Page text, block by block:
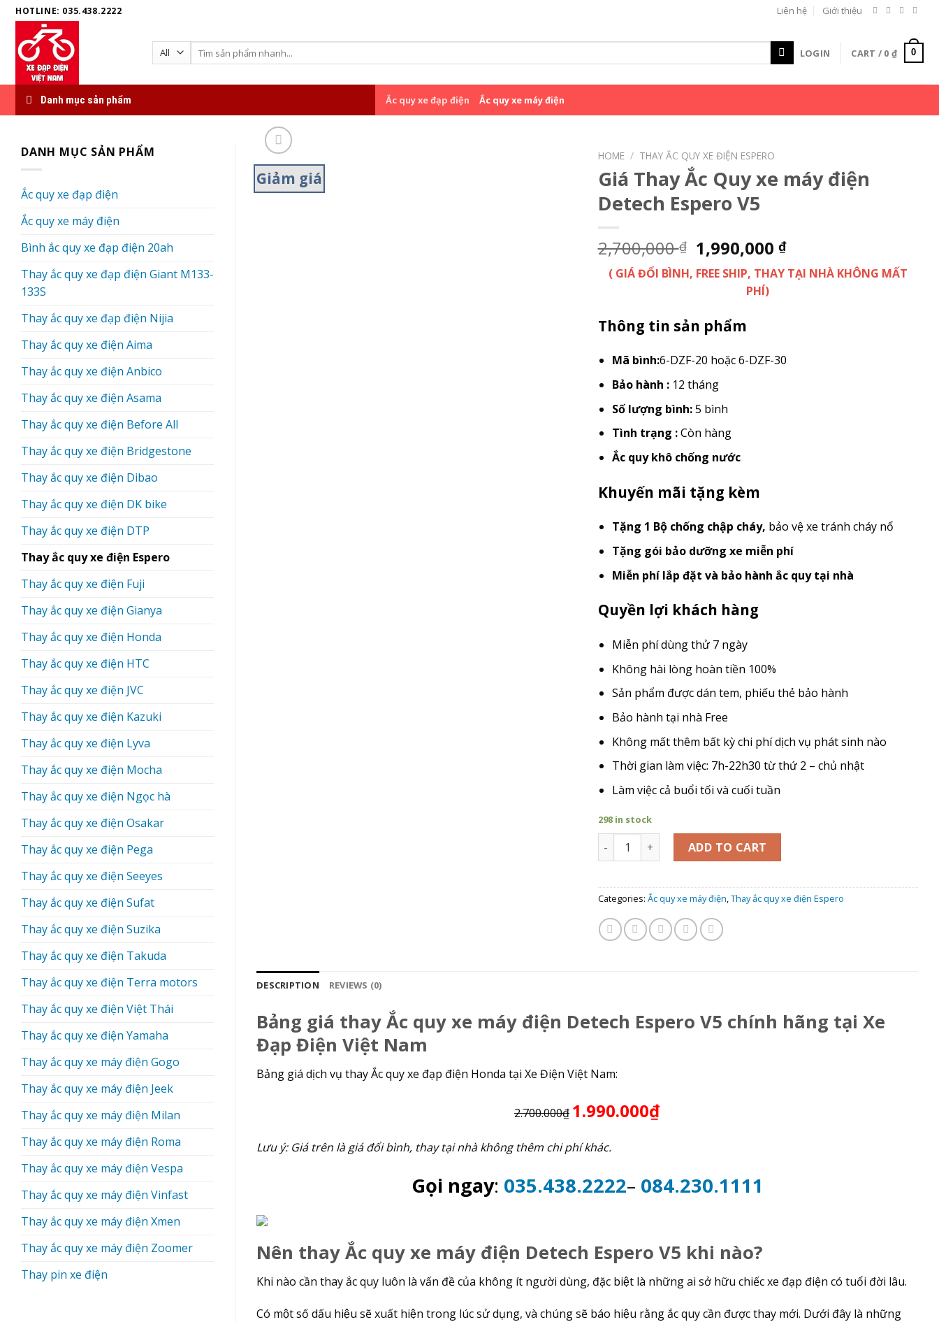
Skip
content
HOTLINE: 035.438.2222 Liên hệ Giới thiệu
Search
for:
LOGIN CART / 0 ₫ 0
Danh mục sản phẩm Ắc quy xe đạp điện Ắc quy xe máy điện
DANH MỤC SẢN PHẨM
Ắc quy xe đạp điện
Ắc quy xe máy điện
Bình ắc quy xe đạp điện 20ah
Thay ắc quy xe đạp điện Giant M133-
133S
Thay ắc quy xe đạp điện Nijia
Thay ắc quy xe điện Aima
Thay ắc quy xe điện Anbico
Thay ắc quy xe điện Asama
Thay ắc quy xe điện Before All
Thay ắc quy xe điện Bridgestone
Thay ắc quy xe điện Dibao
Thay ắc quy xe điện DK bike
Thay ắc quy xe điện DTP
Thay ắc quy xe điện Espero
Thay ắc quy xe điện Fuji
Thay ắc quy xe điện Gianya
Thay ắc quy xe điện Honda
Thay ắc quy xe điện HTC
Thay ắc quy xe điện JVC
Thay ắc quy xe điện Kazuki
Thay ắc quy xe điện Lyva
Thay ắc quy xe điện Mocha
Thay ắc quy xe điện Ngọc hà
Thay ắc quy xe điện Osakar
Thay ắc quy xe điện Pega
Thay ắc quy xe điện Seeyes
Thay ắc quy xe điện Sufat
Thay ắc quy xe điện Suzika
Thay ắc quy xe điện Takuda
Thay ắc quy xe điện Terra motors
Thay ắc quy xe điện Việt Thái
Thay ắc quy xe điện Yamaha
Thay ắc quy xe máy điện Gogo
Thay ắc quy xe máy điện Jeek
Thay ắc quy xe máy điện Milan
Thay ắc quy xe máy điện Roma
Thay ắc quy xe máy điện Vespa
Thay ắc quy xe máy điện Vinfast
Thay ắc quy xe máy điện Xmen
Thay ắc quy xe máy điện Zoomer
Thay pin xe điện
Giảm giá
HOME / THAY ẮC QUY XE ĐIỆN ESPERO
Giá Thay Ắc Quy xe máy điện
Detech Espero V5
2,700,000₫ 1,990,000 ₫
( GIÁ ĐỔI BÌNH, FREE SHIP, THAY TẠI NHÀ KHÔNG MẤT
PHÍ)
Thông tin sản phẩm
Mã bình:6-DZF-20 hoặc 6-DZF-30
Bảo hành : 12 tháng
Số lượng bình:5 bình
Tình trạng :Còn hàng
Ắc quy khô chống nước
Khuyến mãi tặng kèm
Tặng 1 Bộ chống chập cháy, bảo vệ xe tránh cháy nổ
Tặng gói bảo dưỡng xe miễn phí
Miễn phí lắp đặt và bảo hành ắc quy tại nhà
Quyền lợi khách hàng
Miễn phí dùng thử 7 ngày
Không hài lòng hoàn tiền 100%
Sản phẩm được dán tem, phiếu thẻ bảo hành
Bảo hành tại nhà Free
Không mất thêm bất kỳ chi phí dịch vụ phát sinh nào
Thời gian làm việc: 7h-22h30 từ thứ 2 – chủ nhật
Làm việc cả buổi tối và cuối tuần
298 in stock
Giá Thay Ắc Quy xe máy điện Detech Espero V5 quantity
ADD TO CART
Categories: Ắc quy xe máy điện,Thay ắc quy xe điện Espero
DESCRIPTION REVIEWS (0)
Bảng giá thay Ắc quy xe máy điện Detech Espero V5 chính hãng tại Xe
Đạp Điện Việt Nam
Bảng giá dịch vụ thay Ắc quy xe đạp điện Honda tại Xe Điện Việt Nam:
2.700.000₫ 1.990.000₫
Lưu ý: Giá trên là giá đổi bình, thay tại nhà không thêm chi phí khác.
Gọi ngay: 035.438.2222– 084.230.1111
Nên thay Ắc quy xe máy điện Detech Espero V5 khi nào?
Khi nào cần thay ắc quy luôn là vấn đề của không ít người dùng, đặc biệt là những ai sở hữu chiếc xe đạp điện có tuổi đời lâu.
Có một số dấu hiệu sẽ xuất hiện trong lúc sử dụng, và chúng sẽ báo hiệu rằng ắc quy cần được thay mới. Dưới đây là những